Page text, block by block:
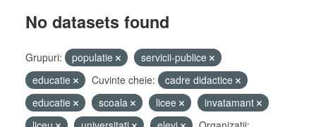
No datasets found
Grupuri: populatie
servicii-publice
educatie
Cuvinte cheie:
cadre didactice
educatie
scoala licee
invatamant